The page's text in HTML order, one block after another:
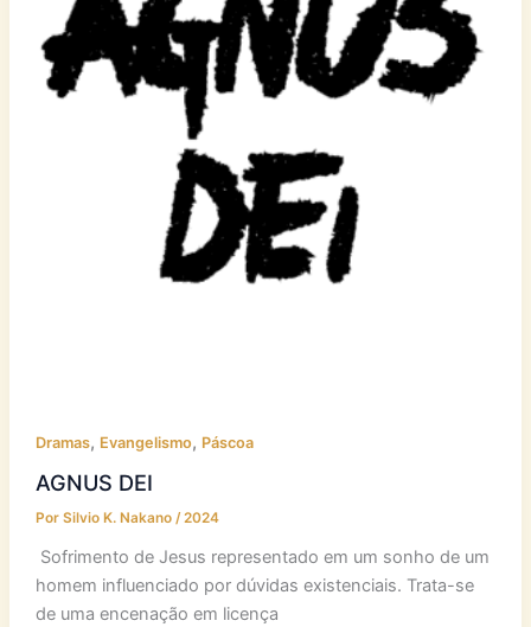
Dramas, Evangelismo, Páscoa
AGNUS DEI
Por Silvio K. Nakano /2024
Sofrimento de Jesus representado em um sonho de um
homem influenciado por dúvidas existenciais. Trata-se
de uma encenação em licença